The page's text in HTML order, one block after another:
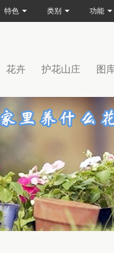
花卉 护花山庄 图
特色 类别 功能